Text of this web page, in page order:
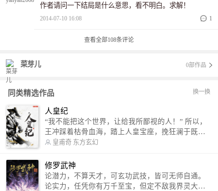
作者请问一下结局是什么意思，看不明白。求解！
2014-07-10 16:08 1
查看全部108条评论
菜芽儿 0部作品
同类精选作品 换一换
人皇纪
“我不能把这个世界，让给我所鄙视的人！” 所以，
王冲踩着枯骨血海，踏上人皇宝座，挽狂澜于既
倒，扶大厦之将倾，成就了一段无上的传说！ 微信
微博：皇甫奇（地址：http://weibo.com/u/25284575
87） QQ交流群：320238210【普通群】 574501330
【VIP订阅群】 欢迎大家关注。
皇甫奇 东方玄幻
修罗武神
论潜力，不算天才，可玄功武技，皆可无师自通。
论实力，任凭你有万千至宝，但定不敌我界灵大